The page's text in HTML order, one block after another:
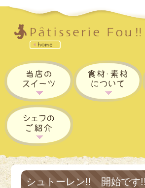
シュトーレン!! 開始です!!